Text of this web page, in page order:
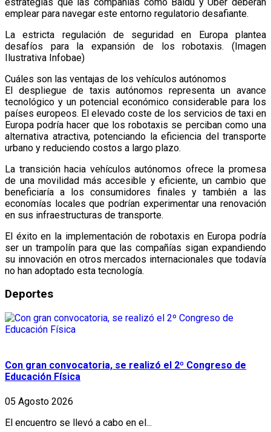
emplear para navegar este entorno regulatorio desafiante.
La estricta regulación de seguridad en Europa plantea
desafíos para la expansión de los robotaxis. (Imagen
Ilustrativa Infobae)
Cuáles son las ventajas de los vehículos autónomos
El despliegue de taxis autónomos representa un avance
tecnológico y un potencial económico considerable para los
países europeos. El elevado coste de los servicios de taxi en
Europa podría hacer que los robotaxis se perciban como una
alternativa atractiva, potenciando la eficiencia del transporte
urbano y reduciendo costos a largo plazo.
La transición hacia vehículos autónomos ofrece la promesa
de una movilidad más accesible y eficiente, un cambio que
beneficiaría a los consumidores finales y también a las
economías locales que podrían experimentar una renovación
en sus infraestructuras de transporte.
El éxito en la implementación de robotaxis en Europa podría
ser un trampolín para que las compañías sigan expandiendo
su innovación en otros mercados internacionales que todavía
no han adoptado esta tecnología.
Deportes
Con gran convocatoria, se realizó el 2º Congreso de
Educación Física
05 Agosto 2026
El encuentro se llevó a cabo en el...